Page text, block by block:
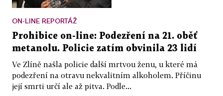
ON-LINE REPORTÁŽ
Prohibice on-line: Podezření na 21. oběť
metanolu. Policie zatím obvinila 23 lidí
Ve Zlíně našla policie další mrtvou ženu, u které má
podezření na otravu nekvalitním alkoholem. Příčinu
její smrti určí ale až pitva. Podle...